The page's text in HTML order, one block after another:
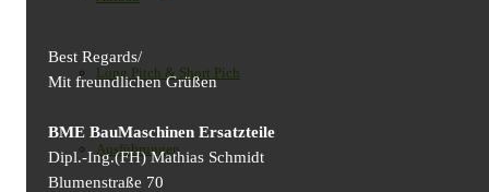
Long Pitch & Short Pich
Ausführungen
Best Regards/
Mit freundlichen Grüßen
BME BauMaschinen Ersatzteile
Dipl.-Ing.(FH) Mathias Schmidt
Blumenstraße 70